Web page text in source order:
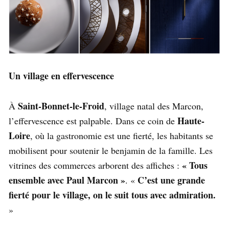
Un village en effervescence
À Saint-Bonnet-le-Froid, village natal des Marcon,
l’effervescence est palpable. Dans ce coin de Haute-
Loire, où la gastronomie est une fierté, les habitants se
mobilisent pour soutenir le benjamin de la famille. Les
vitrines des commerces arborent des affiches : « Tous
ensemble avec Paul Marcon ». « C’est une grande
fierté pour le village, on le suit tous avec admiration.
»